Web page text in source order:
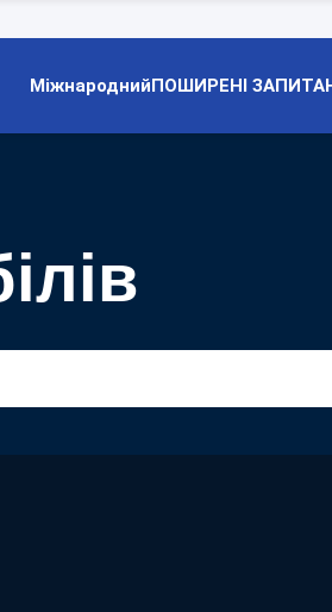
МіжнароднийПОШИРЕНІ